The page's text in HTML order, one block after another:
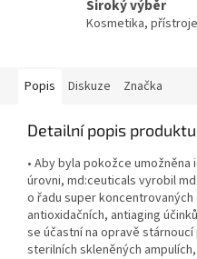
Široký výběr
Kosmetika,
Popis Diskuze Značka
Detailní popis produktu
• Aby byla pokožce umožněna
úrovni, md:ceuticals vyrobil
o řadu super
antioxidačních, antiaging
se účastní na opravě
sterilních skleněných